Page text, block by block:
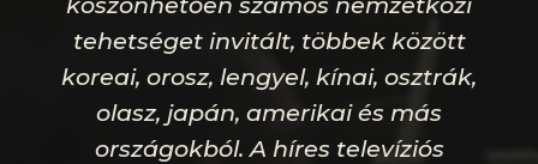
tehetséget invitált, többek között
koreai, orosz, lengyel, kínai, osztrák,
olasz, japán, amerikai és más
országokból. A híres televíziós